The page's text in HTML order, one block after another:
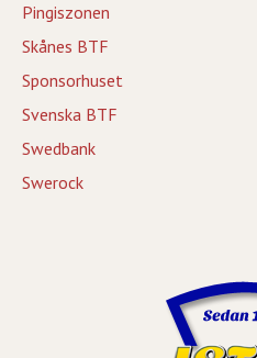
Pingiszonen
Skånes BTF
Sponsorhuset
Svenska BTF
Swedbank
Swerock